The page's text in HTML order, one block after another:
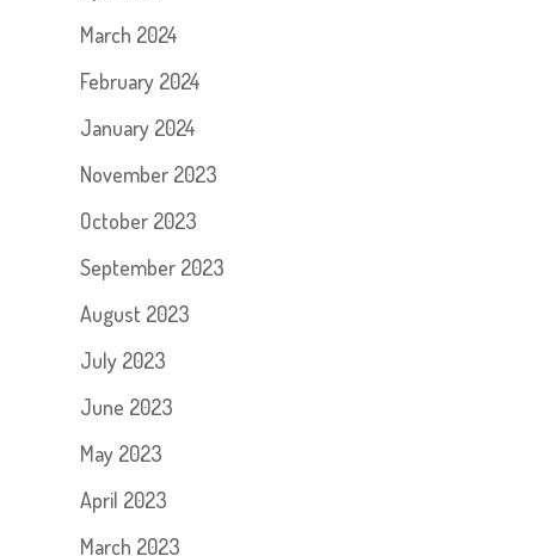
March 2024
February 2024
January 2024
November 2023
October 2023
September 2023
August 2023
July 2023
June 2023
May 2023
April 2023
March 2023